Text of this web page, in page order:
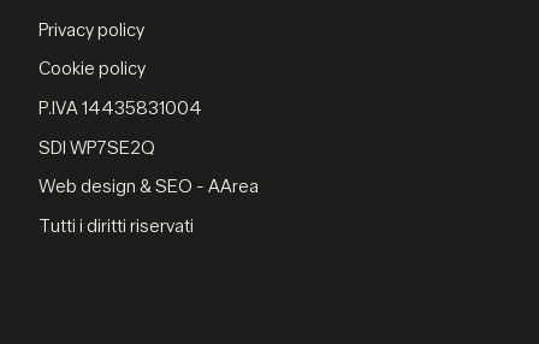
Privacy policy
Cookie policy
P.IVA 14435831004
SDI WP7SE2Q
Web design & SEO - AArea
Tutti i diritti riservati